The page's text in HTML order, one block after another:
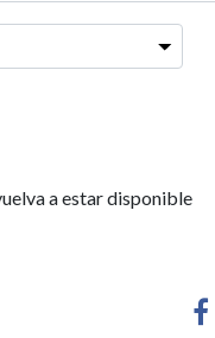
a estar disponible